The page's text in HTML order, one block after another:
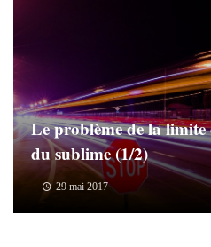
Le problème de la
du sublime (1/2)
29 mai 2017